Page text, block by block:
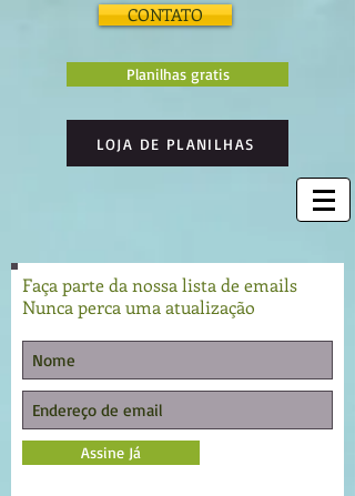
CONTATO
Planilhas gratis
LOJA DE PLANILHAS
Faça parte da nossa lista de emails
Nunca perca uma atualização
Assine Já